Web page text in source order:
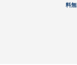
料